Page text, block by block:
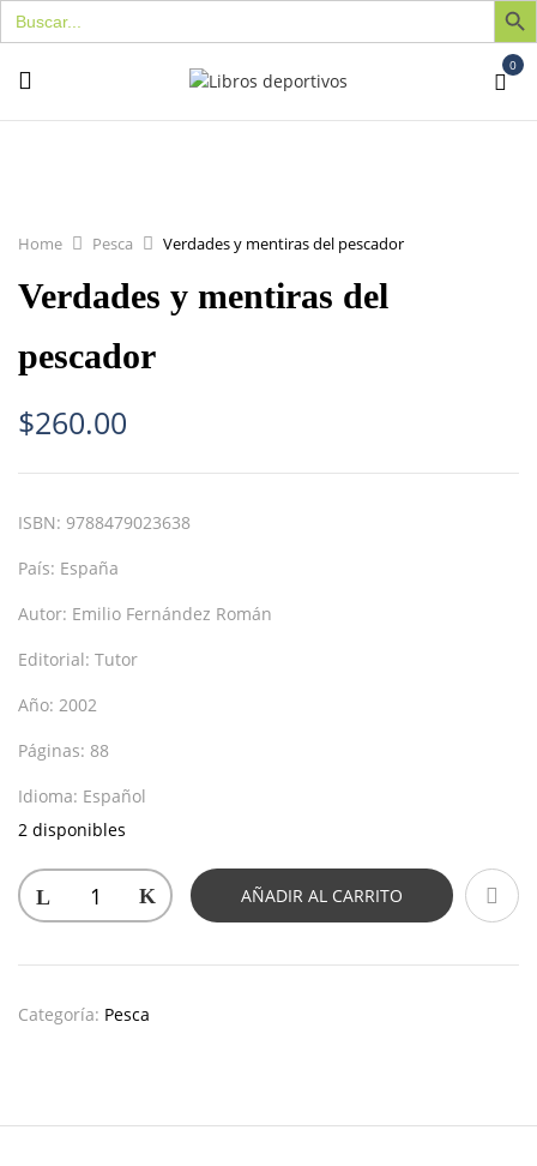
Buscar:
0
Home Pesca Verdades y mentiras del pescador
Verdades y mentiras del
pescador
$260.00
ISBN: 9788479023638
País: España
Autor: Emilio Fernández Román
Editorial: Tutor
Año: 2002
Páginas: 88
Idioma: Español
2 disponibles
AÑADIR AL CARRITO
Categoría: Pesca